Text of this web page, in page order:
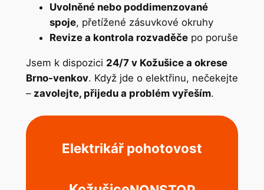
Uvolněné nebo poddimenzované
spoje, přetížené zásuvkové okruhy
Revize a kontrola rozvaděčepo poruše
Jsem k dispozici 24/7 v Kožušice a okrese
Brno-venkov. Když jde o elektřinu, nečekejte
– zavolejte, přijedu a problém vyřeším.
Elektrikář pohotovost